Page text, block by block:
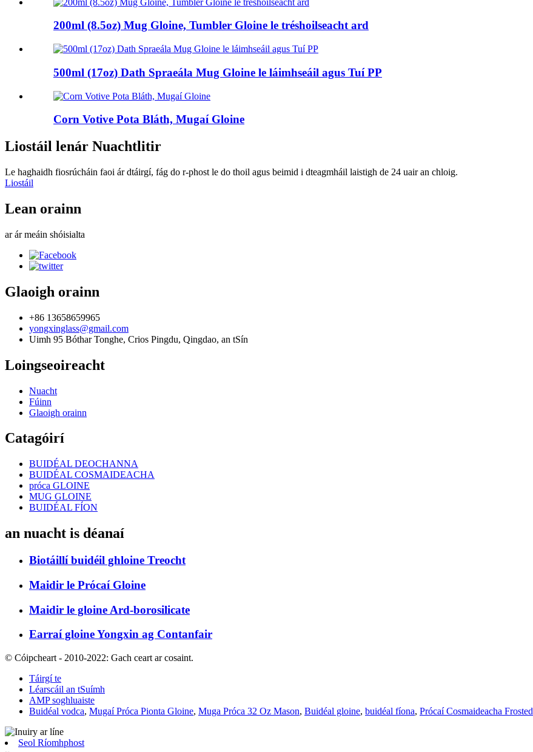
200ml (8.5oz) Mug Gloine, Tumbler Gloine le tréshoilseacht ard
500ml (17oz) Dath Spraeála Mug Gloine le láimhseáil agus Tuí PP
Corn Votive Pota Bláth, Mugaí Gloine
Liostáil lenár Nuachtlitir
Le haghaidh fiosrúcháin faoi ár dtáirgí, fág do r-phost le do thoil agus beimid i dteagmháil laistigh de 24 uair an chloig.
Liostáil
Lean orainn
ar ár meáin shóisialta
Glaoigh orainn
+86 13658659965
yongxinglass@gmail.com
Uimh 95 Bóthar Tonghe, Crios Pingdu, Qingdao, an tSín
Loingseoireacht
Nuacht
Fúinn
Glaoigh orainn
Catagóirí
BUIDÉAL DEOCHANNA
BUIDÉAL COSMAIDEACHA
próca GLOINE
MUG GLOINE
BUIDÉAL FÍON
an nuacht is déanaí
Biotáillí buidéil ghloine Treocht
Maidir le Prócaí Gloine
Maidir le gloine Ard-borosilicate
Earraí gloine Yongxin ag Contanfair
© Cóipcheart - 2010-2022: Gach ceart ar cosaint.
Táirgí te
Léarscáil an tSuímh
AMP soghluaiste
Buidéal vodca, Mugaí Próca Pionta Gloine, Muga Próca 32 Oz Mason, Buidéal gloine, buidéal fíona, Prócaí Cosmaideacha Frosted
Seol Ríomhphost